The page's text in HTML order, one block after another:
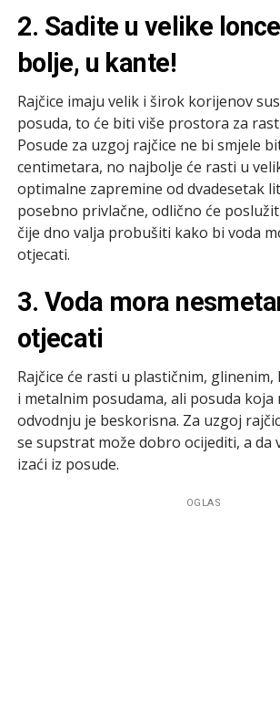
2. Sadite u velike
bolje, u kante!
Rajčice imaju velik i širok korijenov
posuda, to će biti više prostora za
Posude za uzgoj rajčice ne bi smjele
centimetara, no najbolje će rasti u
optimalne zapremine od dvadesetak
posebno privlačne, odlično će
čije dno valja probušiti kako bi voda
otjecati.
3. Voda mora
otjecati
Rajčice će rasti u plastičnim, glinenim,
i metalnim posudama, ali posuda koja
odvodnju je beskorisna. Za uzgoj
se supstrat može dobro ocijediti, a da
izaći iz posude.
OGLAS